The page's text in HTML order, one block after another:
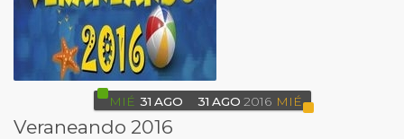
MIÉ 31 AGO 31 AGO 2016 MIÉ
Veraneando 2016